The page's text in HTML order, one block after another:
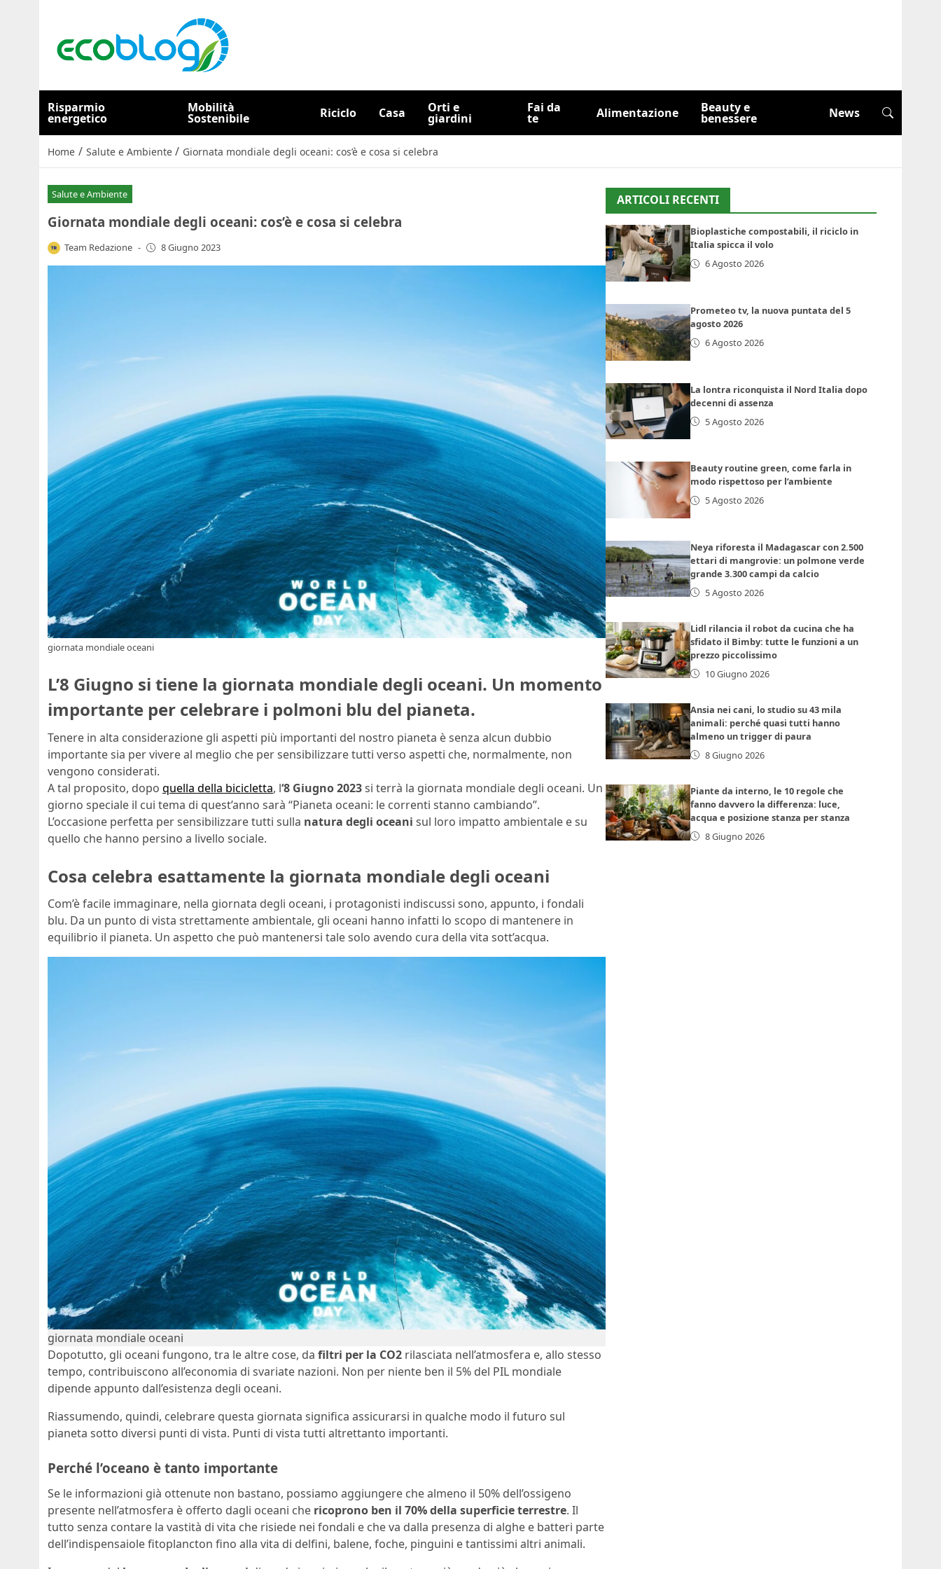
Risparmio
energetico
Mobilità
Sostenibile Riciclo Casa Orti e
giardini
Fai da
te Alimentazione Beauty e
benessere News
Home / Salute e Ambiente / Giornata mondiale degli oceani: cos’è e cosa si celebra
Salute e Ambiente
Giornata mondiale degli oceani: cos’è e cosa si celebra
Team Redazione - 8 Giugno 2023
giornata mondiale oceani
L’8 Giugno si tiene la giornata mondiale degli oceani. Un momento
importante per celebrare i polmoni blu del pianeta.
Tenere in alta considerazione gli aspetti più importanti del nostro pianeta è senza alcun dubbio
importante sia per vivere al meglio che per sensibilizzare tutti verso aspetti che, normalmente, non
vengono considerati.
A tal proposito, dopo quella della bicicletta, l‘8 Giugno 2023si terrà la giornata mondiale degli oceani. Un
giorno speciale il cui tema di quest’anno sarà “Pianeta oceani: le correnti stanno cambiando”.
L’occasione perfetta per sensibilizzare tutti sulla natura degli oceani sul loro impatto ambientale e su
quello che hanno persino a livello sociale.
Cosa celebra esattamente la giornata mondiale degli oceani
Com’è facile immaginare, nella giornata degli oceani, i protagonisti indiscussi sono, appunto, i fondali
blu. Da un punto di vista strettamente ambientale, gli oceani hanno infatti lo scopo di mantenere in
equilibrio il pianeta. Un aspetto che può mantenersi tale solo avendo cura della vita sott’acqua.
giornata mondiale oceani
Dopotutto, gli oceani fungono, tra le altre cose, da filtri per la CO2 rilasciata nell’atmosfera e, allo stesso
tempo, contribuiscono all’economia di svariate nazioni. Non per niente ben il 5% del PIL mondiale
dipende appunto dall’esistenza degli oceani.
Riassumendo, quindi, celebrare questa giornata significa assicurarsi in qualche modo il futuro sul
pianeta sotto diversi punti di vista. Punti di vista tutti altrettanto importanti.
Perché l’oceano è tanto importante
Se le informazioni già ottenute non bastano, possiamo aggiungere che almeno il 50% dell’ossigeno
presente nell’atmosfera è offerto dagli oceani che ricoprono ben il 70% della superficie terrestre. Il
tutto senza contare la vastità di vita che risiede nei fondali e che va dalla presenza di alghe e batteri parte
dell’indispensaiole fitoplancton fino alla vita di delfini, balene, foche, pinguini e tantissimi altri animali.
ARTICOLI RECENTI
Bioplastiche compostabili, il riciclo in
Italia spicca il volo
6 Agosto 2026
Prometeo tv, la nuova puntata del 5
agosto 2026
6 Agosto 2026
La lontra riconquista il Nord Italia dopo
decenni di assenza
5 Agosto 2026
Beauty routine green, come farla in
modo rispettoso per l’ambiente
5 Agosto 2026
Neya riforesta il Madagascar con 2.500
ettari di mangrovie: un polmone verde
grande 3.300 campi da calcio
5 Agosto 2026
Lidl rilancia il robot da cucina che ha
sfidato il Bimby: tutte le funzioni a un
prezzo piccolissimo
10 Giugno 2026
Ansia nei cani, lo studio su 43 mila
animali: perché quasi tutti hanno
almeno un trigger di paura
8 Giugno 2026
Piante da interno, le 10 regole che
fanno davvero la differenza: luce,
acqua e posizione stanza per stanza
8 Giugno 2026